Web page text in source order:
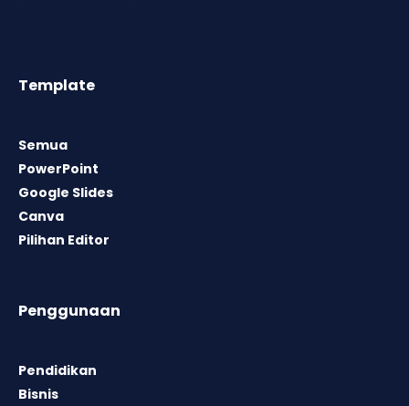
Template
Semua
PowerPoint
Google Slides
Canva
Pilihan Editor
Penggunaan
Pendidikan
Bisnis